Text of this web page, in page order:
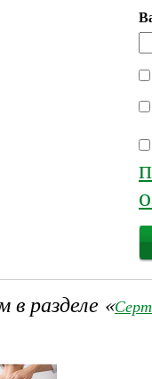
в разделе «